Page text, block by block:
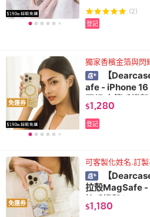
(2)
登記
免運券
獨家香檳金箔與閃
【
afe - iPhone 16
軍規 金箔手機殼)
$1,280
登記
免運券
可客製化姓名.訂
【
拉殼MagSafe
摔手機殼
金箔手機殼)
$1,180